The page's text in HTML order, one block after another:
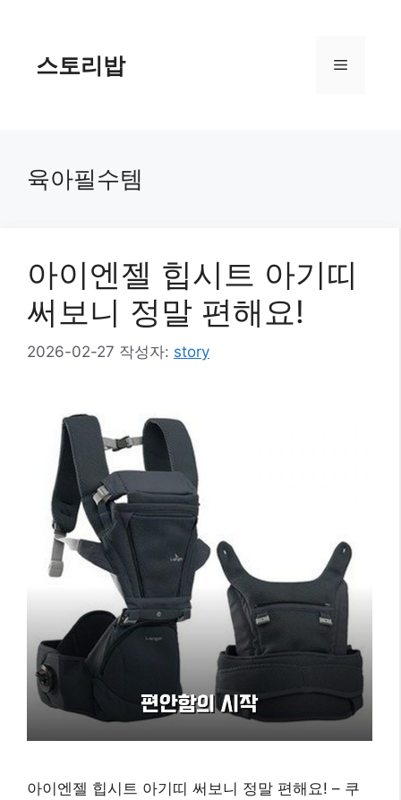
스토리밥 메
육아필수템
아이엔젤 힙시트 아기띠
써보니 정말 편해요!
2026-02-27 작성자: story
아이엔젤 힙시트 아기띠 써보니 정말 편해요! – 쿠